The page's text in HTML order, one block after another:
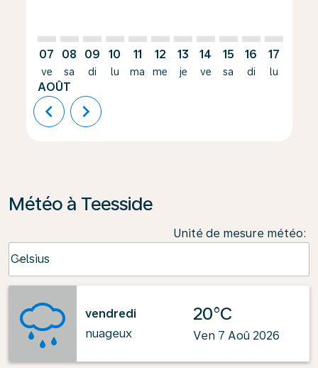
07
ve
AOÛT
08
sa
09
di
10
lu
11
ma
12
me
13
je
14
ve
15
sa
16
di
17
lu
chevron_left chevron_right
Météo à Teesside
Unité de mesure météo:
Celsius
keyboard_arrow_down
vendredi
nuageux
20°C
Ven 7 Aoû 2026